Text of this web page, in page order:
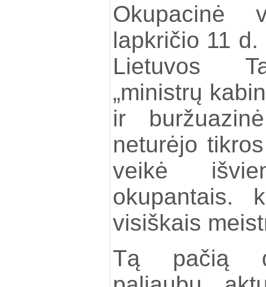
Okupacinė
lapkričio 11
Lietuvos
„ministrų
ir
neturėjo
veikė
okupantais.
visiškais
Tą pačią